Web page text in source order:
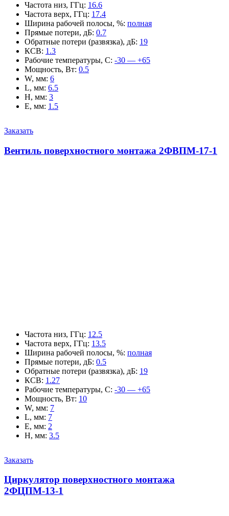
Частота низ, ГГц: 16.6
Частота верх, ГГц: 17.4
Ширина рабочей полосы, %: полная
Прямые потери, дБ: 0.7
Обратные потери (развязка), дБ: 19
КСВ: 1.3
Рабочие температуры, С: -30 — +65
Мощность, Вт: 0.5
W, мм: 6
L, мм: 6.5
H, мм: 3
E, мм: 1.5
Заказать
Вентиль поверхностного монтажа 2ФВПМ-17-1
Частота низ, ГГц: 12.5
Частота верх, ГГц: 13.5
Ширина рабочей полосы, %: полная
Прямые потери, дБ: 0.5
Обратные потери (развязка), дБ: 19
КСВ: 1.27
Рабочие температуры, С: -30 — +65
Мощность, Вт: 10
W, мм: 7
L, мм: 7
E, мм: 2
H, мм: 3.5
Заказать
Циркулятор поверхностного монтажа
2ФЦПМ-13-1